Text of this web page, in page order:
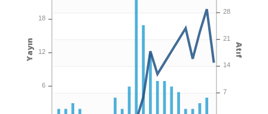
28
21
14
7
Atıf
18
12
6
Yayın